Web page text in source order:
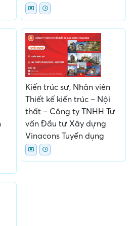
Kiến trúc sư, Nhân viên
Thiết kế kiến trúc – Nội
thất – Công ty TNHH Tư
vấn Đầu tư Xây dựng
Vinacons Tuyển dụng